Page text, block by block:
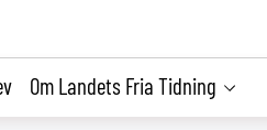
Om Landets Fria Tidning